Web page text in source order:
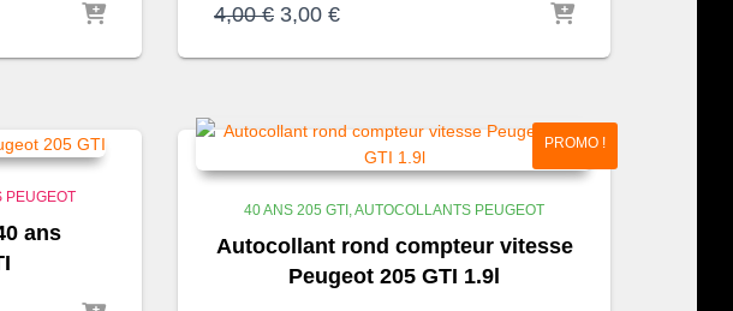
4,00€ Le
initial
3,00 €Le
actuel
PEUGEOT
ans
PROMO !
40 ANS 205 GTI AUTOCOLLANTS PEUGEOT
Autocollant rond compteur vitesse
Peugeot 205 GTI 1.9l